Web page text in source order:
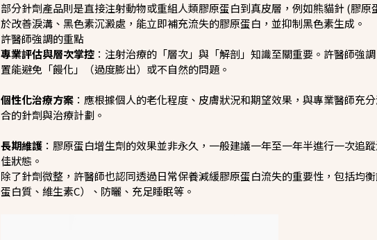
部分針劑產品則是直接注射動物或重組人類膠原蛋白到真皮層，例如熊貓針 (膠原
於改善淚溝、黑色素沉澱處，能立即補充流失的膠原蛋白，並抑制黑色素生成。
許醫師強調的重點
專業評估與層次掌控 ：注射治療的「層次」與「解剖」知識至關重要。許醫師強
置能避免「饅化」（過度膨出）或不自然的問題。
個性化治療方案 ：應根據個人的老化程度、皮膚狀況和期望效果，與專業醫師充
合的針劑與治療計劃。
長期維護 ：膠原蛋白增生劑的效果並非永久，一般建議一年至一年半進行一次追
佳狀態。
除了針劑微整，許醫師也認同透過日常保養減緩膠原蛋白流失的重要性，包括均
蛋白質、維生素C）、防曬、充足睡眠等。